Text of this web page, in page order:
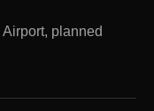
planned